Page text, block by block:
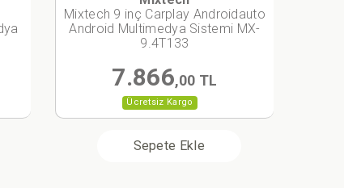
Ücretsiz Kargo
Mixtech 9 inç Carplay Androidauto
Android Multimedya Sistemi MX-
9.4T133
7.866,00 TL
Sepete Ekle